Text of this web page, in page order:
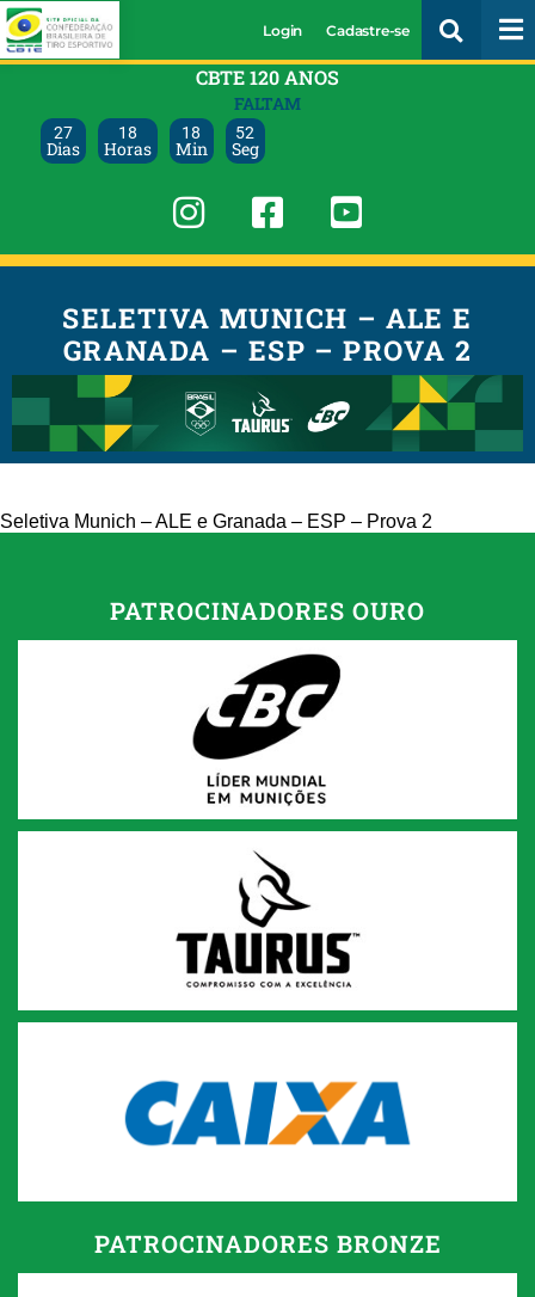
Login Cadastre-se
CBTE 120 ANOS
FALTAM
27
Dias
18
Horas
18
Min
52
Seg
SELETIVA MUNICH – ALE E
GRANADA – ESP – PROVA 2
Seletiva Munich – ALE e Granada – ESP – Prova 2
PATROCINADORES OURO
PATROCINADORES BRONZE